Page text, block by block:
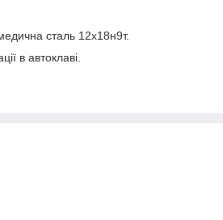
сталь 12х18н9т.
в автоклаві.